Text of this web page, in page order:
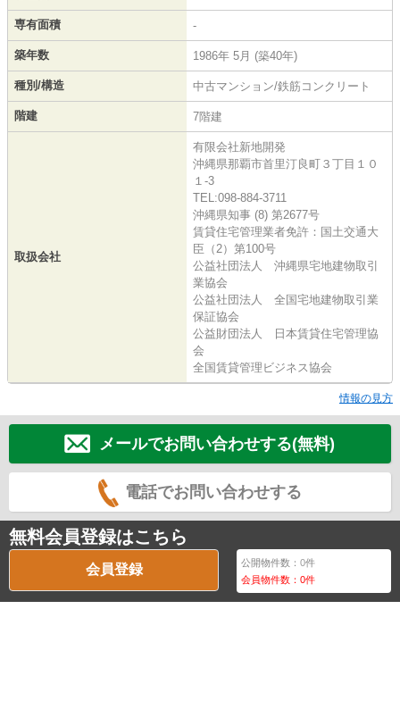
専有面積 -
築年数 1986年 5月 (築40年)
種別/構造 中古マンション/鉄筋コンクリート
階建 7階建
取扱会社
有限会社新地開発
沖縄県那覇市首里汀良町３丁目１０
１-3
TEL:098-884-3711
沖縄県知事 (8) 第2677号
賃貸住宅管理業者免許：国土交通大
臣（2）第100号
公益社団法人 沖縄県宅地建物取引
業協会
公益社団法人 全国宅地建物取引業
保証協会
公益財団法人 日本賃貸住宅管理協
会
全国賃貸管理ビジネス協会
情報の見方
メールでお問い合わせする(無料)
電話でお問い合わせする
無料会員登録はこちら
会員登録 公開物件数：0件
会員物件数：0件